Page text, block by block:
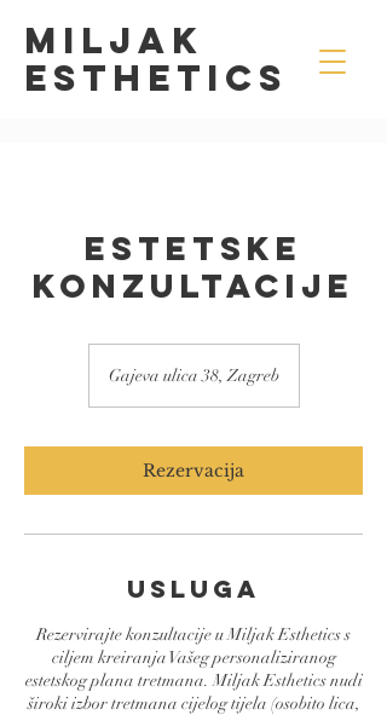
MILJAK
Esthetics
Estetske
Konzultacije
Gajeva ulica 38, Zagreb
Rezervacija
Usluga
Rezervirajte konzultacije u Miljak Esthetics s
ciljem kreiranja Vašeg personaliziranog
estetskog plana tretmana. Miljak Esthetics nudi
široki izbor tretmana cijelog tijela (osobito lica,